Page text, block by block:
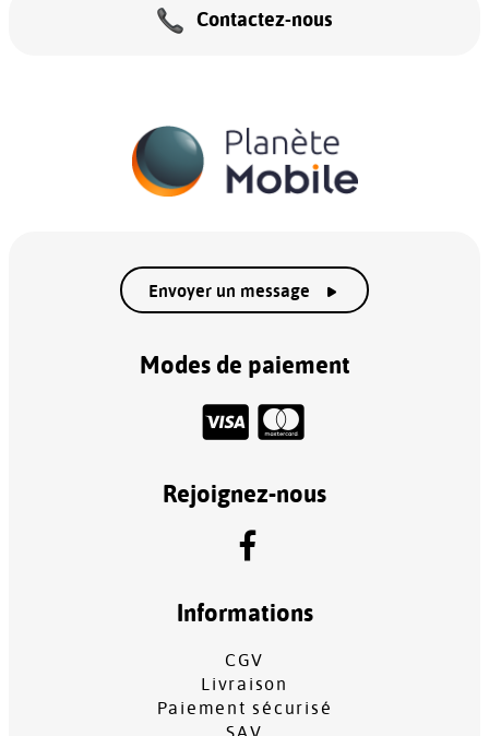
Contactez-nous
Envoyer un message
Modes de paiement
Rejoignez-nous
Informations
CGV
Livraison
Paiement sécurisé